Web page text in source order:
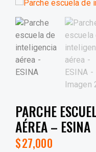
PARCHE
AÉREA – ESINA
$27,000